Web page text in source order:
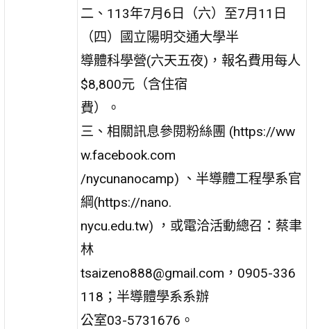
二、113年7月6日（六）至7月11日
（四）國立陽明交通大學半
導體科學營(六天五夜)，報名費用每人
$8,800元（含住宿
費）。
三、相關訊息參閱粉絲團 (https://ww
w.facebook.com
/nycunanocamp) 、半導體工程學系官
綱(https://nano.
nycu.edu.tw) ，或電洽活動總召：蔡聿
林
tsaizeno888@gmail.com，0905-336
118；半導體學系系辦
公室03-5731676。